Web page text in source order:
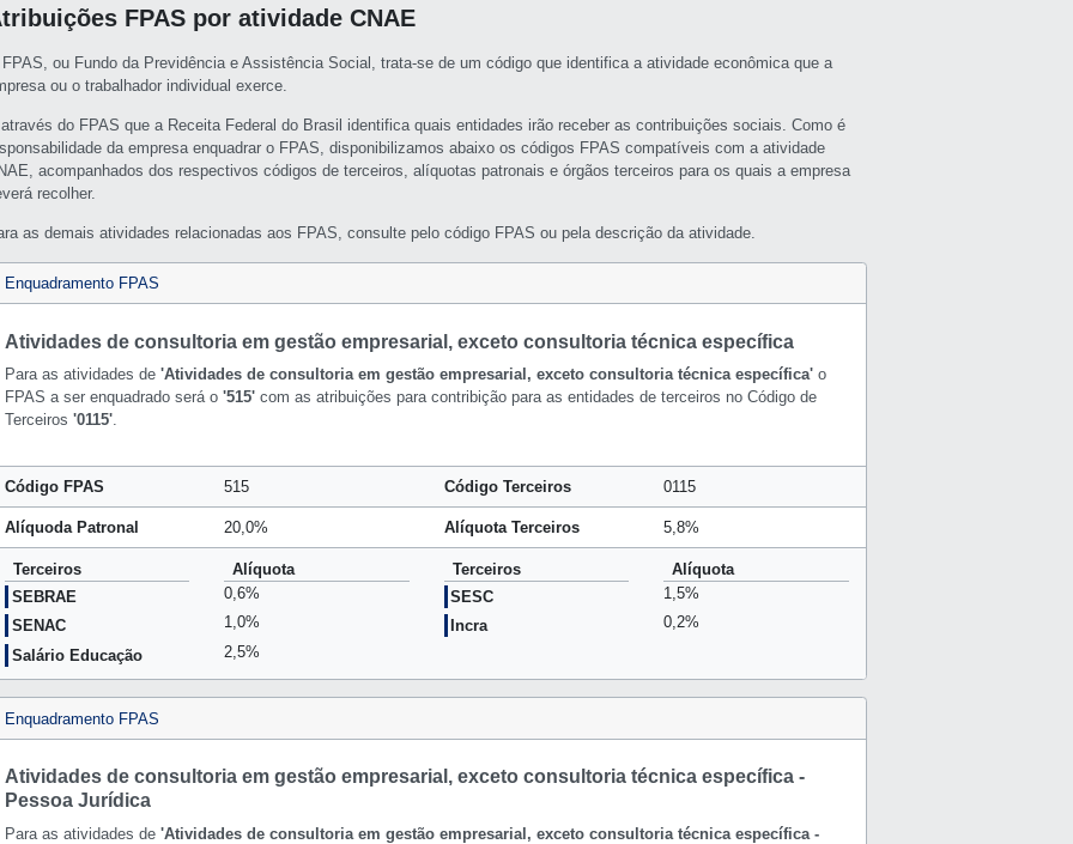
FPAS por atividade CNAE
ou Fundo da Previdência e Assistência Social, trata-se de um código que identifica a atividade econômica que a
ou o trabalhador individual exerce.
através do FPAS que a Receita Federal do Brasil identifica quais entidades irão receber as contribuições sociais. Como é
da empresa enquadrar o FPAS, disponibilizamos abaixo os códigos FPAS compatíveis com a atividade
acompanhados dos respectivos códigos de terceiros, alíquotas patronais e órgãos terceiros para os quais a empresa
recolher.
as demais atividades relacionadas aos FPAS, consulte pelo código FPAS ou pela descrição da atividade.
Enquadramento FPAS
Atividades de consultoria em gestão empresarial, exceto consultoria técnica específica
Para as atividades de 'Atividades de consultoria em gestão empresarial, exceto consultoria técnica específica'o
FPAS a ser enquadrado será o '515'com as atribuições para contribição para as entidades de terceiros no Código de
Terceiros '0115'.
Código FPAS 515 Código Terceiros 0115
Alíquoda Patronal 20,0% Alíquota Terceiros 5,8%
Terceiros Alíquota Terceiros
Alíquota
SEBRAE
0,6% SESC
1,5%
SENAC
1,0% Incra
0,2%
Salário Educação
2,5%
Enquadramento FPAS
Atividades de consultoria em gestão empresarial, exceto consultoria técnica específica -
Pessoa Jurídica
Para as atividades de 'Atividades de consultoria em gestão empresarial, exceto consultoria técnica específica -